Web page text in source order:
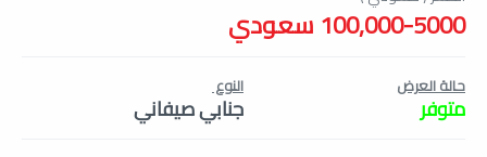
100,000-5000 سعودي
حالة العرض
متوفر
النوع
جنابي صيفاني